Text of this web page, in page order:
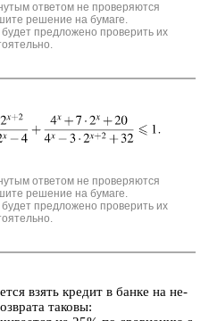
ответом не проверяются
решение на бумаге.
предложено проверить их
ответом не проверяются
решение на бумаге.
предложено проверить их
взять кре­дит в банке на не­
та­ко­вы: